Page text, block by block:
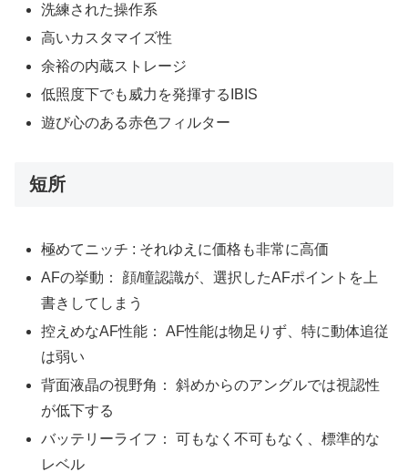
洗練された操作系
高いカスタマイズ性
余裕の内蔵ストレージ
低照度下でも威力を発揮するIBIS
遊び心のある赤色フィルター
短所
極めてニッチ : それゆえに価格も非常に高価
AFの挙動： 顔/瞳認識が、選択したAFポイントを上
書きしてしまう
控えめなAF性能： AF性能は物足りず、特に動体追従
は弱い
背面液晶の視野角： 斜めからのアングルでは視認性
が低下する
バッテリーライフ： 可もなく不可もなく、標準的な
レベル